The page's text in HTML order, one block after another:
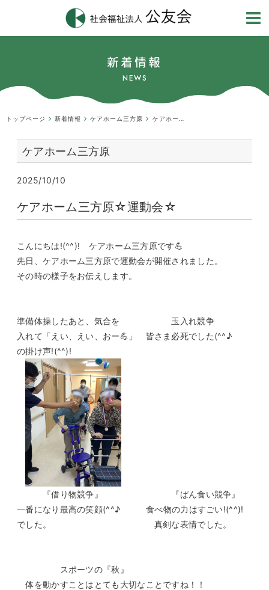
新着情報
NEWS
トップページ 新着情報 ケアホーム三方原
ケアホーム三方原
2025/10/10
ケアホーム三方原☆運動会☆
こんにちは!(^^)! ケアホーム三方原です💪
先日、ケアホーム三方原で運動会が開催されました。
その時の様子をお伝えします。
準備体操したあと、気合を 玉入れ競争
入れて「えい、えい、おー💪」 皆さま必死でした(^^♪
の掛け声!(^^)!
『借り物競争』 『ぱん食い競争』
一番になり最高の笑顔(^^♪ 食べ物の力はすごい!(^^)!
でした。 真剣な表情でした。
スポーツの『秋』
体を動かすことはとても大切なことですね！！